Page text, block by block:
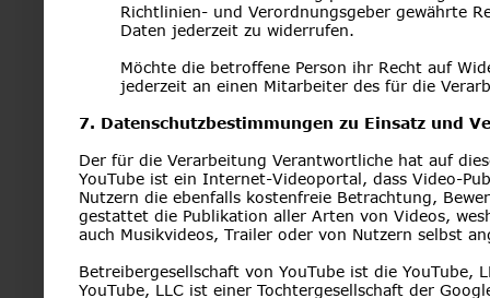
Richtlinien- und Verordnungsgeber gewährte
Daten jederzeit zu widerrufen.
Möchte die betroffene Person ihr Recht auf
jederzeit an einen Mitarbeiter des für die
7. Datenschutzbestimmungen zu Einsatz und
Der für die Verarbeitung Verantwortliche hat auf
YouTube ist ein Internet-Videoportal, dass Video-
Nutzern die ebenfalls kostenfreie Betrachtung,
gestattet die Publikation aller Arten von Videos,
auch Musikvideos, Trailer oder von Nutzern selbst
Betreibergesellschaft von YouTube ist die
YouTube, LLC ist einer Tochtergesellschaft der